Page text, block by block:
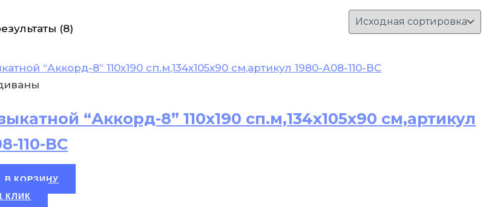
(8)
“Аккорд-8” 110х190 сп.м,134х105х90 см,артикул
110-ВС
В КОРЗИНУ
КЛИК